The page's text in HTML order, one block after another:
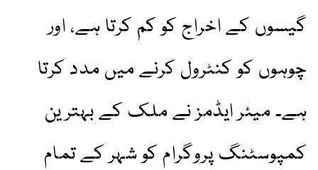
گیسوں کے اخراج کو کم کرتا ہے، اور
چوہوں کو کنٹرول کرنے میں مدد کرتا
ہے۔ میئر ایڈمز نے ملک کے بہترین
کمپوسٹنگ پروگرام کو شہر کے تمام